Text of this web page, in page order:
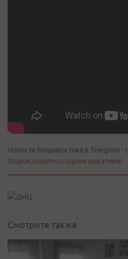
Новости Владивостока в Telegram -
Подписывайтесь одним нажатием!
Смотрите также